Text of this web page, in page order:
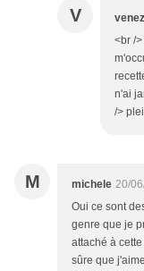
V
<br /
n'ai
/>
M michele 20/
Oui ce sont
genre que je
attaché à
sûre que